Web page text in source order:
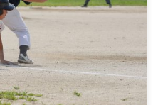
一小サンボーイズ アキシマエン